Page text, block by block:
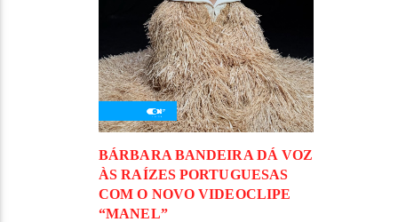
BÁRBARA BANDEIRA DÁ VOZ
ÀS RAÍZES PORTUGUESAS
COM O NOVO VIDEOCLIPE
“MANEL”